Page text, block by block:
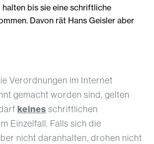
halten bis sie eine schriftliche
Davon rät Hans Geisler aber
Verordnungen im Internet
gemacht worden sind, gelten
keines schriftlichen
Einzelfall. Falls sich die
nicht daranhalten, drohen nicht